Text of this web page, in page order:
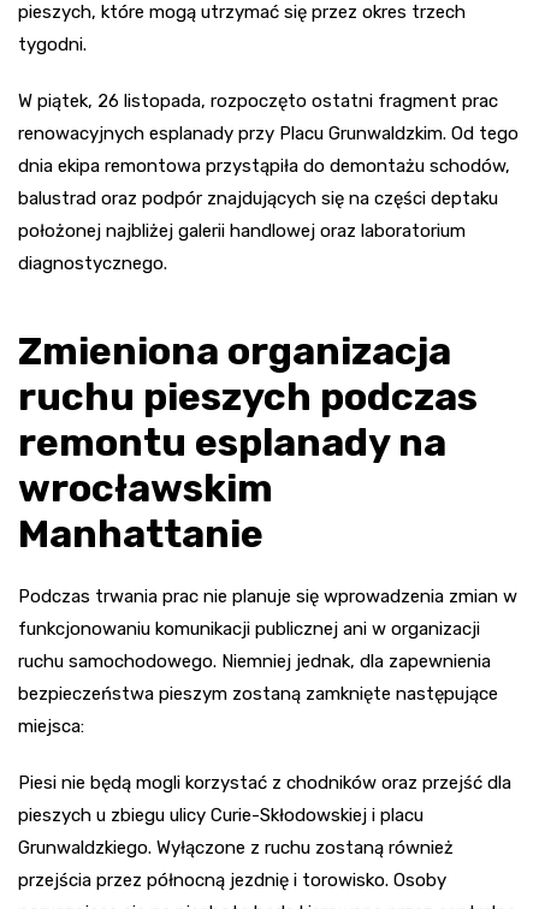
pieszych, które mogą utrzymać się przez okres trzech
tygodni.
W piątek, 26 listopada, rozpoczęto ostatni fragment prac
renowacyjnych esplanady przy Placu Grunwaldzkim. Od tego
dnia ekipa remontowa przystąpiła do demontażu schodów,
balustrad oraz podpór znajdujących się na części deptaku
położonej najbliżej galerii handlowej oraz laboratorium
diagnostycznego.
Zmieniona organizacja
ruchu pieszych podczas
remontu esplanady na
wrocławskim
Manhattanie
Podczas trwania prac nie planuje się wprowadzenia zmian w
funkcjonowaniu komunikacji publicznej ani w organizacji
ruchu samochodowego. Niemniej jednak, dla zapewnienia
bezpieczeństwa pieszym zostaną zamknięte następujące
miejsca:
Piesi nie będą mogli korzystać z chodników oraz przejść dla
pieszych u zbiegu ulicy Curie-Skłodowskiej i placu
Grunwaldzkiego. Wyłączone z ruchu zostaną również
przejścia przez północną jezdnię i torowisko. Osoby